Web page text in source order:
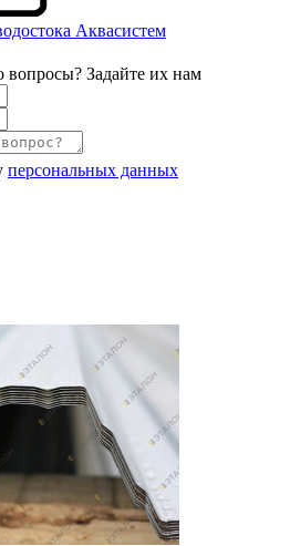
Аквасистем
вопросы? Задайте их нам
персональных данных